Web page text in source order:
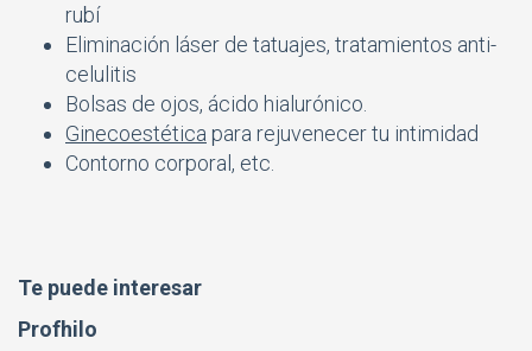
rubí
Eliminación láser de tatuajes, tratamientos anti-
celulitis
Bolsas de ojos, ácido hialurónico.
Ginecoestética para rejuvenecer tu intimidad
Contorno corporal, etc.
Te puede interesar
Profhilo